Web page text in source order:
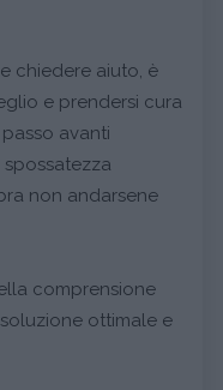
chiedere aiuto, è
e prendersi cura
avanti
non andarsene
comprensione
ottimale e